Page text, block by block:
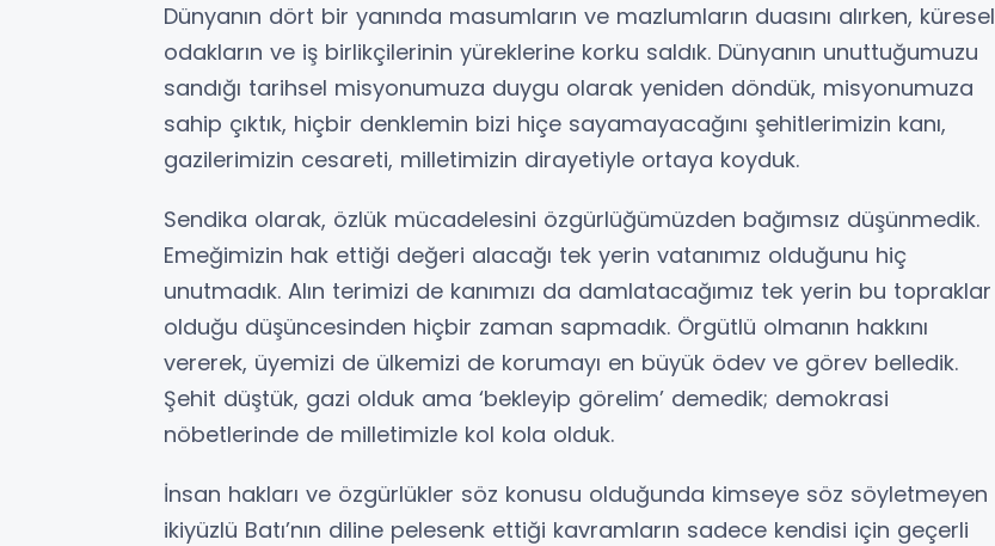
Dünyanın dört bir yanında masumların ve mazlumların duasını alırken, küresel
odakların ve iş birlikçilerinin yüreklerine korku saldık. Dünyanın unuttuğumuzu
sandığı tarihsel misyonumuza duygu olarak yeniden döndük, misyonumuza
sahip çıktık, hiçbir denklemin bizi hiçe sayamayacağını şehitlerimizin kanı,
gazilerimizin cesareti, milletimizin dirayetiyle ortaya koyduk.
Sendika olarak, özlük mücadelesini özgürlüğümüzden bağımsız düşünmedik.
Emeğimizin hak ettiği değeri alacağı tek yerin vatanımız olduğunu hiç
unutmadık. Alın terimizi de kanımızı da damlatacağımız tek yerin bu topraklar
olduğu düşüncesinden hiçbir zaman sapmadık. Örgütlü olmanın hakkını
vererek, üyemizi de ülkemizi de korumayı en büyük ödev ve görev belledik.
Şehit düştük, gazi olduk ama ‘bekleyip görelim’ demedik; demokrasi
nöbetlerinde de milletimizle kol kola olduk.
İnsan hakları ve özgürlükler söz konusu olduğunda kimseye söz söyletmeyen
ikiyüzlü Batı’nın diline pelesenk ettiği kavramların sadece kendisi için geçerli